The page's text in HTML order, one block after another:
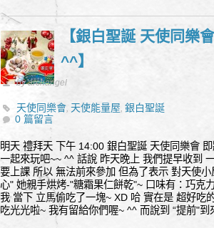
【銀白聖誕 天使同樂
^^】
by archangel
天使同樂會, 天使能量屋,銀白聖誕
0 篇留言
明天 禮拜天 下午 14:00 銀白聖誕 天使同樂會
一起來玩吧~~ ^^ 話說 昨天晚上 我們提早收到
要上課 所以 無法前來參加 但為了表示 對天使
心" 她親手烘烤-"糖霜果仁餅乾"~ 口味有：巧克
我 當下 立馬偷吃了一塊~ XD 哈 實在是 超好吃
吃光光啦~ 我有留給你們喔~ ^^ 而說到 “提前"到